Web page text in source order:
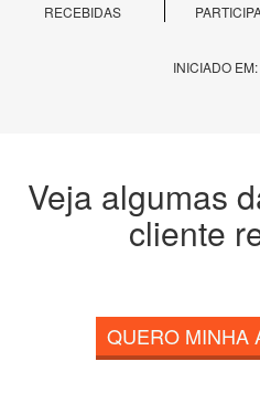
RECEBIDAS
INICIADO
Veja algumas
cliente
QUERO MINHA